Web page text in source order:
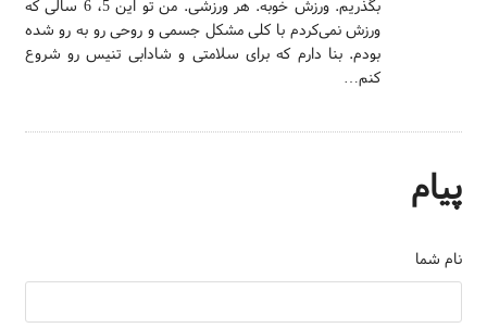
بگذریم. ورزش خوبه. هر ورزشی. من تو این 5، 6 سالی که
ورزش نمی‌کردم با کلی مشکل جسمی و روحی رو به رو شده
بودم. بنا دارم که برای سلامتی و شادابی تنیس رو شروع
کنم…
پیام
نام شما